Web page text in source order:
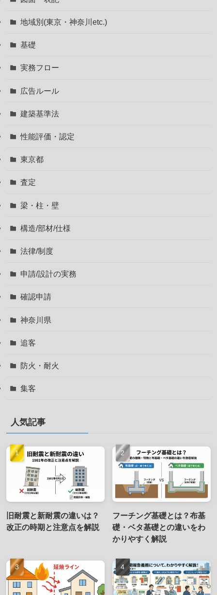
地域別(東京・神奈川etc.)
基礎
実務フロー
広告ルール
建築基準法
性能評価・認定
東京都
査定
梁・柱・壁
構造/部材/仕様
法律/制度
申請/設計の実務
確認申請
神奈川県
追客
防火・耐火
集客
人気記事
旧耐震と新耐震の違いは？
改正の時期と注意点を解説
フーチング基礎とは？布基
礎・ベタ基礎との違いをわ
かりやすく解説